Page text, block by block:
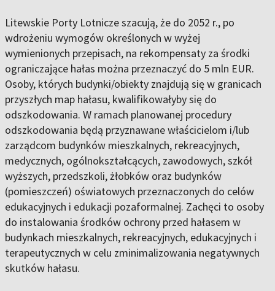
Litewskie Porty Lotnicze szacują, że do 2052 r., po
wdrożeniu wymogów określonych w wyżej
wymienionych przepisach, na rekompensaty za środki
ograniczające hałas można przeznaczyć do 5 mln EUR.
Osoby, których budynki/obiekty znajdują się w granicach
przyszłych map hałasu, kwalifikowałyby się do
odszkodowania. W ramach planowanej procedury
odszkodowania będą przyznawane właścicielom i/lub
zarządcom budynków mieszkalnych, rekreacyjnych,
medycznych, ogólnokształcących, zawodowych, szkół
wyższych, przedszkoli, żłobków oraz budynków
(pomieszczeń) oświatowych przeznaczonych do celów
edukacyjnych i edukacji pozaformalnej. Zachęci to osoby
do instalowania środków ochrony przed hałasem w
budynkach mieszkalnych, rekreacyjnych, edukacyjnych i
terapeutycznych w celu zminimalizowania negatywnych
skutków hałasu.